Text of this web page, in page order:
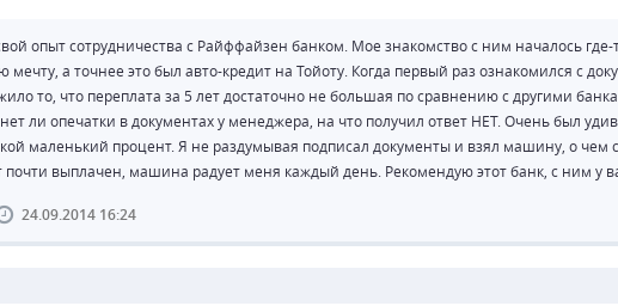
опыт сотрудничества с Райффайзен банком. Мое знакомство с ним началось где-
мечту, а точнее это был авто-кредит на Тойоту. Когда первый раз ознакомился с
то, что переплата за 5 лет достаточно не большая по сравнению с другими
ли опечатки в документах у менеджера, на что получил ответ НЕТ. Очень был
маленький процент. Я не раздумывая подписал документы и взял машину, о чем
выплачен, машина радует меня каждый день. Рекомендую этот банк, с ним у
24.09.2014 16:24